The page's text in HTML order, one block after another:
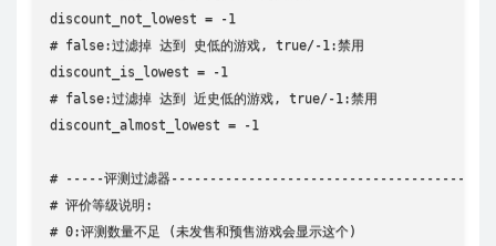
discount_not_lowest = -1
# false:过滤掉 达到 史低的游戏, true/-1:禁用
discount_is_lowest = -1
# false:过滤掉 达到 近史低的游戏, true/-1:禁用
discount_almost_lowest = -1
# -----评测过滤器---------------------------------------
# 评价等级说明:
# 0:评测数量不足 (未发售和预售游戏会显示这个)